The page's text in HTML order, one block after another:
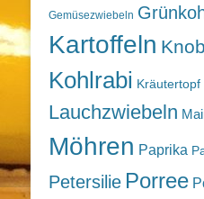
Gemüsezwiebeln
Kartoffeln
Kohlrabi Kräutertopf
Lauchzwiebeln
Möhren Paprika
Petersilie Porree